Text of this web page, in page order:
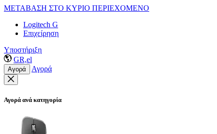
ΜΕΤΑΒΑΣΗ ΣΤΟ ΚΥΡΙΟ ΠΕΡΙΕΧΟΜΕΝΟ
Logitech G
Επιχείρηση
Υποστήριξη
GR,el
Αγορά Αγορά
Αγορά ανά κατηγορία